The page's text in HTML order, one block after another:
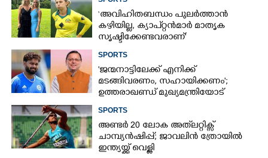
ഒരേയൊരു താരം
‘അവിഹിതബന്ധം പുലർത്താൻ
കഴിയില്ല,​ ക്യാപ്റ്റൻമാർ മാതൃക
സൃഷ്ടിക്കേണ്ടവരാണ്'
താരത്തിന്റെ ഭാര്യ
SPORTS
'ജന്മനാട്ടിലേക്ക് എനിക്ക്
മടങ്ങിവരണം, സഹായിക്കണം';
ഉത്തരാഖണ്ഡ് മുഖ്യമന്ത്രിയോട്
SPORTS
അണ്ടർ 20 ലോക അത്‌ലറ്റിക്സ്
ചാമ്പ്യൻഷിപ്പ്; ജാവലിൻ ത്രോയിൽ
ഇന്ത്യയ്ക്ക് വെള്ളി